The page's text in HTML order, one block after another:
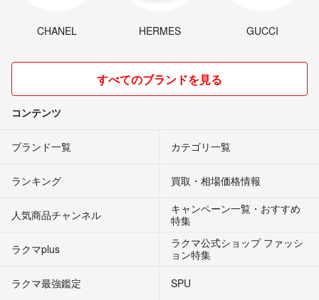
CHANEL HERMES GUCCI
すべてのブランドを見る
コンテンツ
ブランド一覧 カテゴリ一覧
ランキング 買取・相場価格情報
人気商品チャンネル
キャンペーン一覧・おすすめ
特集
ラクマplus
ラクマ公式ショップ ファッシ
ョン特集
ラクマ最強鑑定
SPU